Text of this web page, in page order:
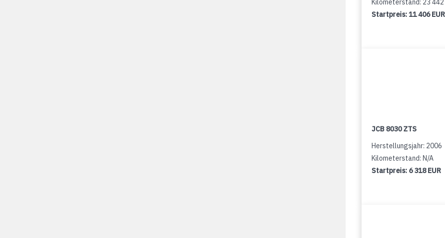
Kilometerstand: 23 442
Startpreis:11 406 EUR
JCB 8030 ZTS
Herstellungsjahr: 2006
Kilometerstand: N/A
Startpreis: 6 318 EUR